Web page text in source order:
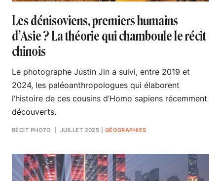
Les dénisoviens, premiers humains
d’Asie ? La théorie qui chamboule le récit
chinois
Le photographe Justin Jin a suivi, entre 2019 et
2024, les paléoanthropologues qui élaborent
l’histoire de ces cousins d’Homo sapiens récemment
découverts.
RÉCIT PHOTO | JUILLET 2025 GÉOGRAPHIES